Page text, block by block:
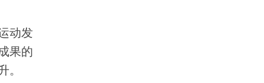
动发
果的
。